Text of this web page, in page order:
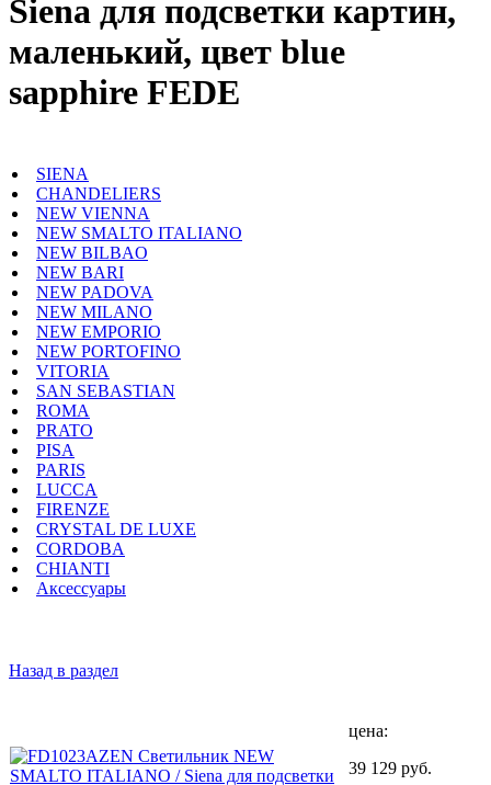
Siena для подсветки картин,
маленький, цвет blue
sapphire FEDE
SIENA
CHANDELIERS
NEW VIENNA
NEW SMALTO ITALIANO
NEW BILBAO
NEW BARI
NEW PADOVA
NEW MILANO
NEW EMPORIO
NEW PORTOFINO
VITORIA
SAN SEBASTIAN
ROMA
PRATO
PISA
PARIS
LUCCA
FIRENZE
CRYSTAL DE LUXE
CORDOBA
CHIANTI
Аксессуары
Назад в раздел
цена:
39 129 руб.